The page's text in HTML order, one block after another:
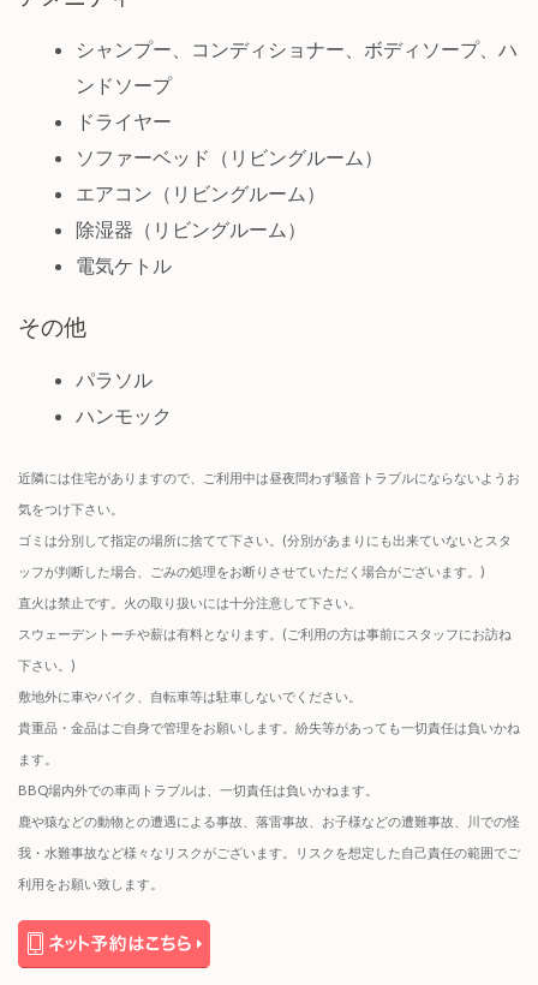
シャンプー、コンディショナー、ボディソープ、ハ
ンドソープ
ドライヤー
ソファーベッド（リビングルーム）
エアコン（リビングルーム）
除湿器（リビングルーム）
電気ケトル
その他
パラソル
ハンモック
近隣には住宅がありますので、ご利用中は昼夜問わず騒音トラブルにならないようお
気をつけ下さい。
ゴミは分別して指定の場所に捨てて下さい。(分別があまりにも出来ていないとスタ
ッフが判断した場合、ごみの処理をお断りさせていただく場合がございます。)
直火は禁止です。火の取り扱いには十分注意して下さい。
スウェーデントーチや薪は有料となります。(ご利用の方は事前にスタッフにお訪ね
下さい。)
敷地外に車やバイク、自転車等は駐車しないでください。
貴重品・金品はご自身で管理をお願いします。紛失等があっても一切責任は負いかね
ます。
BBQ場内外での車両トラブルは、一切責任は負いかねます。
鹿や猿などの動物との遭遇による事故、落雷事故、お子様などの遭難事故、川での怪
我・水難事故など様々なリスクがございます。リスクを想定した自己責任の範囲でご
利用をお願い致します。